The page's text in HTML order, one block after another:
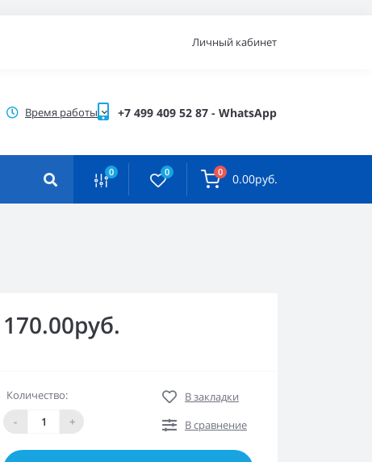
Личный кабинет
Время работы +7 499 409 52 87 - WhatsApp
0 0 0 0.00руб.
170.00руб.
Количество:
-
+
В закладки
В сравнение